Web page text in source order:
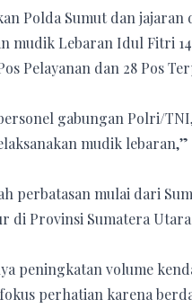
Polda Sumut dan
mudik Lebaran Idul Fitri
Pelayanan dan 28 Pos
gabungan Polri/
mudik
perbatasan mulai dari
Provinsi Sumatera
peningkatan volume
perhatian karena